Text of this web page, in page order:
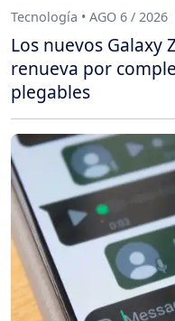
Tecnología • AGO 6 / 2026
Los nuevos Galaxy
renueva por
plegables